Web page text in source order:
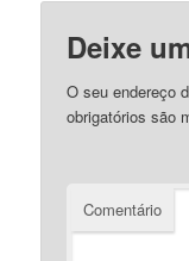
Deixe
O seu endereço
obrigatórios são
Comentário